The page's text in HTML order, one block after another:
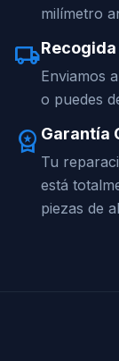
milímetro
local_shipping
Enviamos
o puedes
workspace_premium Garantía
Tu
está
piezas de